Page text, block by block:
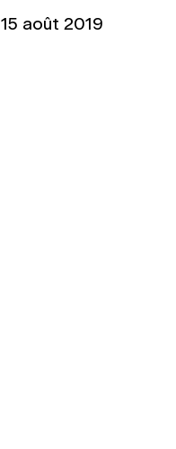
15 août 2019